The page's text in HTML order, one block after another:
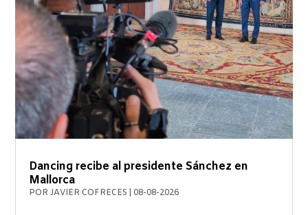
Dancing recibe al presidente Sánchez en
Mallorca
PORJAVIER COFRECES 08-08-2026